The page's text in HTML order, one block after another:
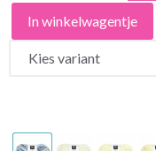
In winkelwagentje